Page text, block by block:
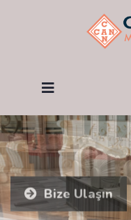
Canmer
a
Bize Ulaşın